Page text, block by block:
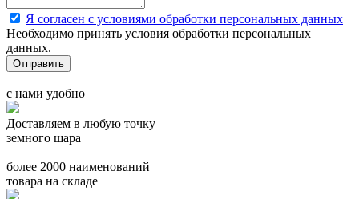
Я согласен с условиями обработки персональных данных
Необходимо принять условия обработки персональных
данных.
с нами удобно
Доставляем в любую точку
земного шара
более 2000 наименований
товара на складе